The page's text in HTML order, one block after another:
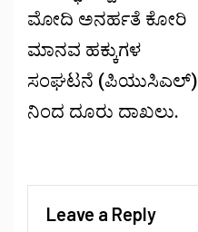
ಮೋದಿ ಅನರ್ಹತೆ ಕೋರಿ
ಮಾನವ ಹಕ್ಕುಗಳ
ಸಂಘಟನೆ (ಪಿಯುಸಿಎಲ್)
ನಿಂದ ದೂರು ದಾಖಲು.
Leave a Reply